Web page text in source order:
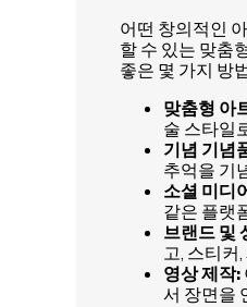
어떤 창의적인
할 수 있는 맞춤
좋은 몇 가지 방
맞춤형 아
술 스타일
기념 기념
추억을 기
소셜 미디
같은 플랫
브랜드 및
고, 스티커
영상 제작:
서 장면을